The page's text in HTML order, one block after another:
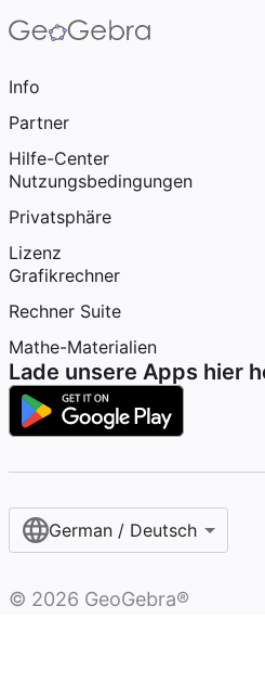
Info
Partner
Hilfe-Center
Nutzungsbedingungen
Privatsphäre
Lizenz
Grafikrechner
Rechner Suite
Mathe-Materialien
Lade unsere Apps hier
German / Deutsch
© 2026 GeoGebra®